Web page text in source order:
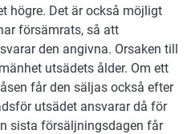
högre. Det är också möjligt
försämrats, så att
den angivna. Orsaken till
utsädets ålder. Om ett
får den säljas också efter
utsädet ansvarar då för
sista försäljningsdagen får